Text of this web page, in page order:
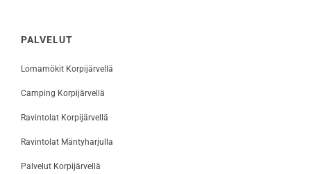
PALVELUT
Lomamökit Korpijärvellä
Camping Korpijärvellä
Ravintolat Korpijärvellä
Ravintolat Mäntyharjulla
Palvelut Korpijärvellä